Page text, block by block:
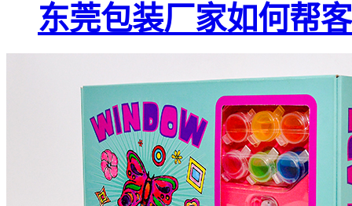
东莞包装厂家如何帮